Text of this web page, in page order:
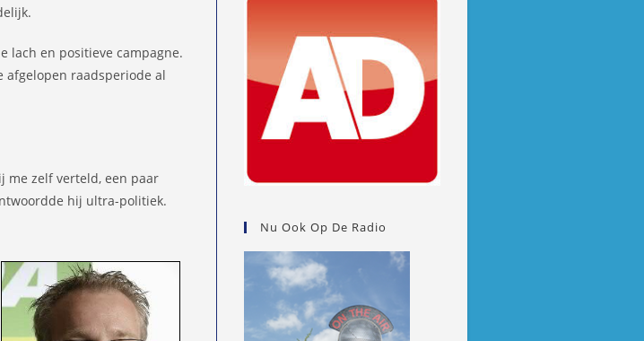
lach en positieve campagne.
afgelopen raadsperiode al
me zelf verteld, een paar
hij ultra-politiek.
Nu Ook Op De Radio